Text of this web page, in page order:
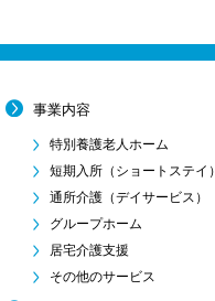
事業内容
特別養護老人ホーム
短期入所 （ショートステイ）
通所介護 （デイサービス）
グループホーム
居宅介護支援
その他のサービス